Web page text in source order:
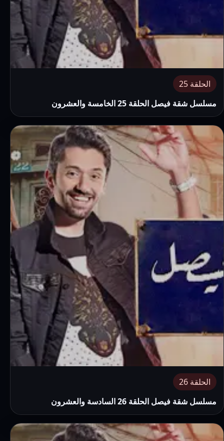
الحلقة 25
مسلسل شقة فيصل الحلقة 25 الخامسة والعشرون
الحلقة 26
مسلسل شقة فيصل الحلقة 26 السادسة والعشرون